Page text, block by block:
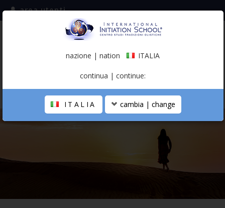
iscriviti alla mailing list
(italiano)
area utenti
LA SCUOLA
nazione | nation ITALIA
continua | continue:
ITALIA cambia | change